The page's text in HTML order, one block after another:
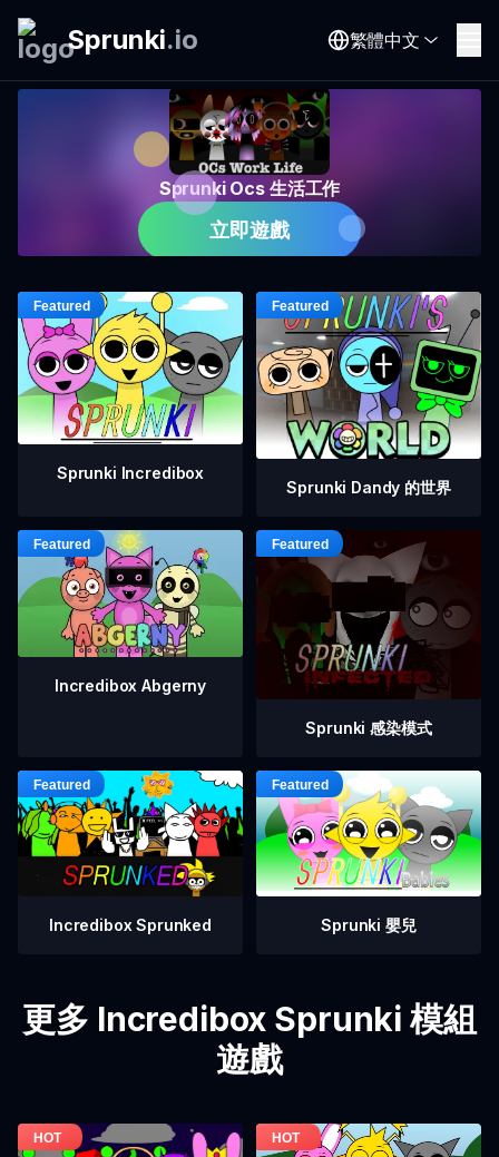
Sprunki.io 繁體中文
Sprunki Ocs 生活工作
立即遊戲
Sprunki Incredibox
Sprunki Dandy 的世界
Incredibox Abgerny
Sprunki 感染模式
Incredibox Sprunked Sprunki 嬰兒
更多 Incredibox Sprunki 模組
遊戲